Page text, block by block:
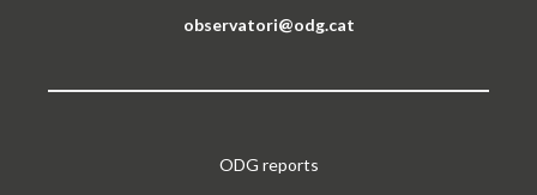
observatori@odg.cat
ODG reports